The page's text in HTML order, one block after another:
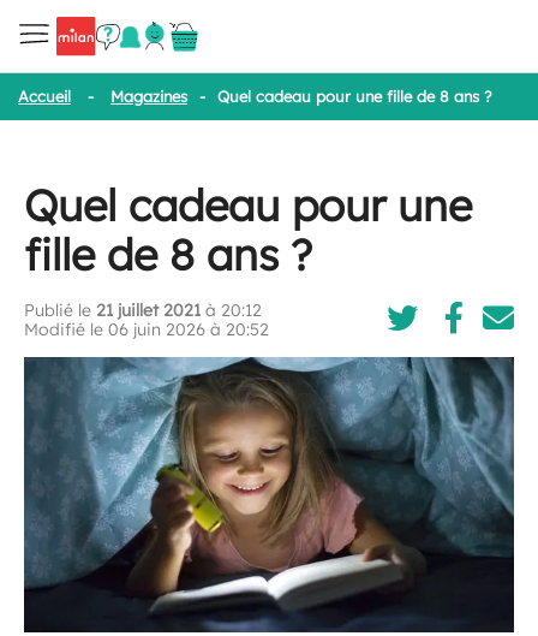
Accueil - Magazines - Quel cadeau pour une fille de 8 ans ?
Quel cadeau pour une
fille de 8 ans ?
Publié le 21 juillet 2021 à 20:12
Modifié le 06 juin 2026 à 20:52